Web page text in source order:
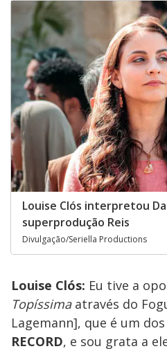
Louise Clós interpretou
superprodução Reis
Divulgação/Seriella Productions
Louise Clós: Eu tive a
Topíssimaatravés do
Lagemann], que é um
RECORD, e sou grata a